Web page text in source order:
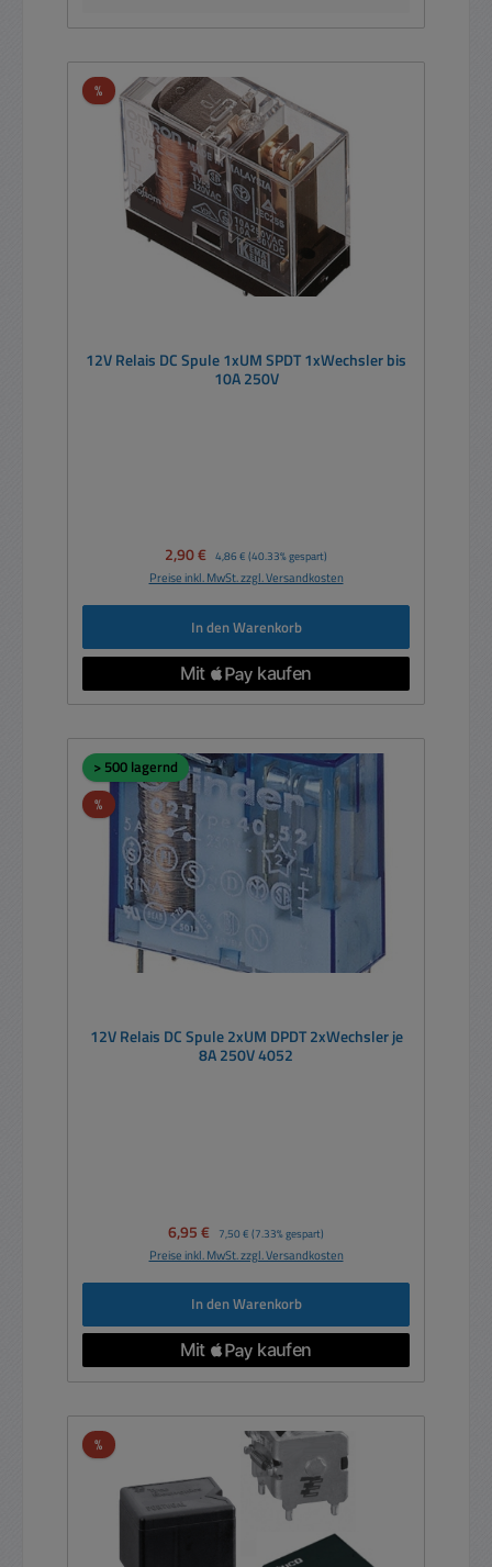
%Rabatt
12V Relais DC Spule 1xUM SPDT 1xWechsler bis
10A 250V
Verkaufspreis:
2,90 € Regulärer Preis:
4,86 € (40.33% gespart)
Preise inkl. MwSt. zzgl. Versandkosten
In den Warenkorb
> 500 lagernd
%Rabatt
12V Relais DC Spule 2xUM DPDT 2xWechsler je
8A 250V 4052
Verkaufspreis:
6,95 € Regulärer Preis:
7,50 € (7.33% gespart)
Preise inkl. MwSt. zzgl. Versandkosten
In den Warenkorb
%Rabatt